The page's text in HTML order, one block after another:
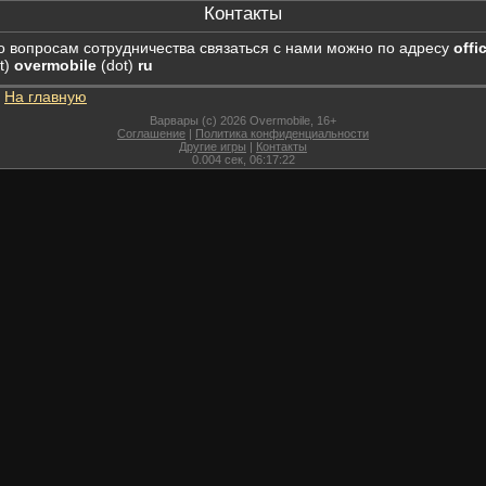
Контакты
вопросам сотрудничества связаться с нами можно по адресу
overmobile (dot) ru
На главную
Варвары (c) 2026 Overmobile, 16+
Соглашение | Политика конфиденциальности
Другие игры | Контакты
0.004сек, 06:17:22